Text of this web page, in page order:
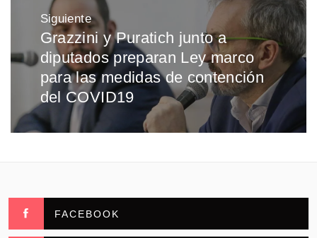
Siguiente
Entrada
siguiente:
Grazzini y Puratich junto a
diputados preparan Ley marco
para las medidas de contención
del COVID19
FACEBOOK